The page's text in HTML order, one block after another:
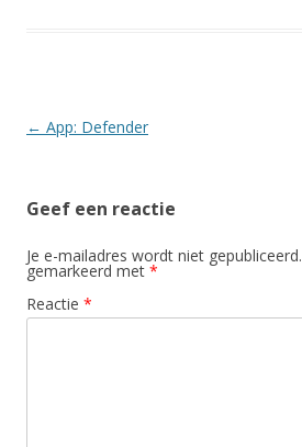
Berichtnavigatie
← App: Defender
Geef een reactie
Je e-mailadres wordt niet gepubliceerd.
gemarkeerd met *
Reactie *